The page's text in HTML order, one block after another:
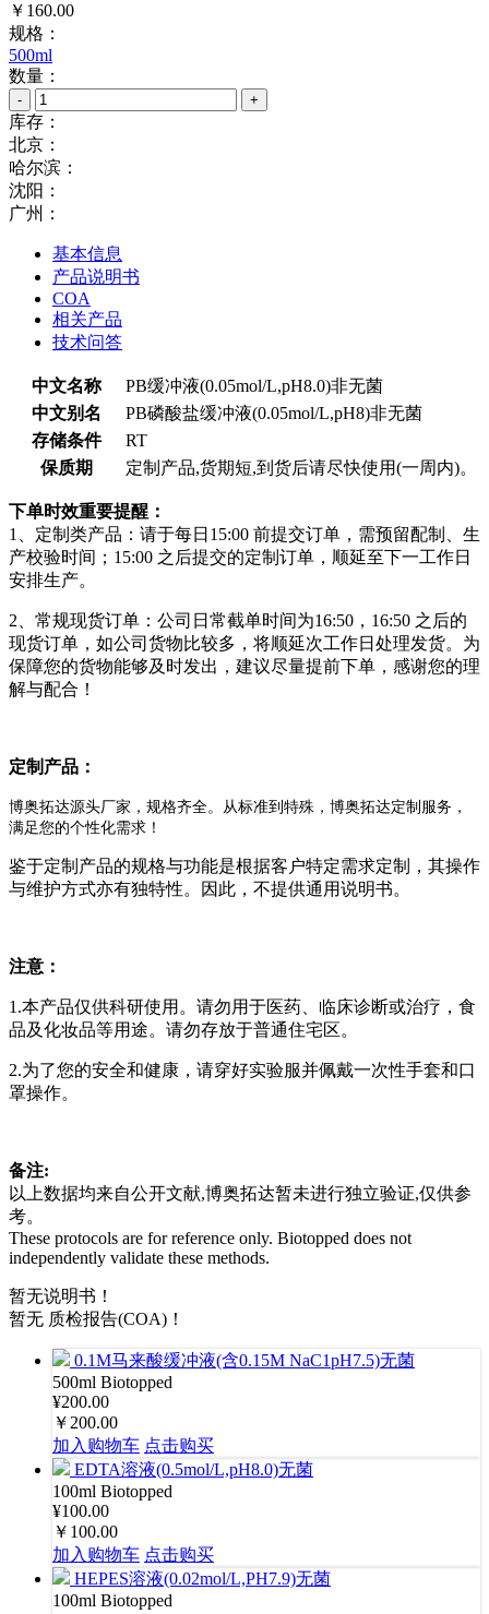
￥160.00
规格：
500ml
数量：
- +
库存：
北京：
哈尔滨：
沈阳：
广州：
基本信息
产品说明书
COA
相关产品
技术问答
中文名称
PB缓冲液(0.05mol/L,pH8.0)非无菌
中文别名
PB磷酸盐缓冲液(0.05mol/L,pH8)非无菌
存储条件
RT
保质期
定制产品,货期短,到货后请尽快使用(一周内)。
下单时效重要提醒：
1、定制类产品：请于每日15:00 前提交订单，需预留配制、生
产校验时间；15:00 之后提交的定制订单，顺延至下一工作日
安排生产。
2、常规现货订单：公司日常截单时间为16:50，16:50 之后的
现货订单，如公司货物比较多，将顺延次工作日处理发货。为
保障您的货物能够及时发出，建议尽量提前下单，感谢您的理
解与配合！
定制产品：
博奥拓达源头厂家，规格齐全。从标准到特殊，博奥拓达定制服务，
满足您的个性化需求！
鉴于定制产品的规格与功能是根据客户特定需求定制，其操作
与维护方式亦有独特性。因此，不提供通用说明书。
注意：
1.本产品仅供科研使用。请勿用于医药、临床诊断或治疗，食
品及化妆品等用途。请勿存放于普通住宅区。
2.为了您的安全和健康，请穿好实验服并佩戴一次性手套和口
罩操作。
备注:
以上数据均来自公开文献,博奥拓达暂未进行独立验证,仅供参
考。
These protocols are for reference only. Biotopped does not
independently validate these methods.
暂无说明书！
暂无 质检报告(COA)！
0.1M马来酸缓冲液(含0.15M NaC1pH7.5)无菌
500ml Biotopped
¥200.00
￥200.00
加入购物车 点击购买
EDTA溶液(0.5mol/L,pH8.0)无菌
100ml Biotopped
¥100.00
￥100.00
加入购物车 点击购买
HEPES溶液(0.02mol/L,PH7.9)无菌
100ml Biotopped